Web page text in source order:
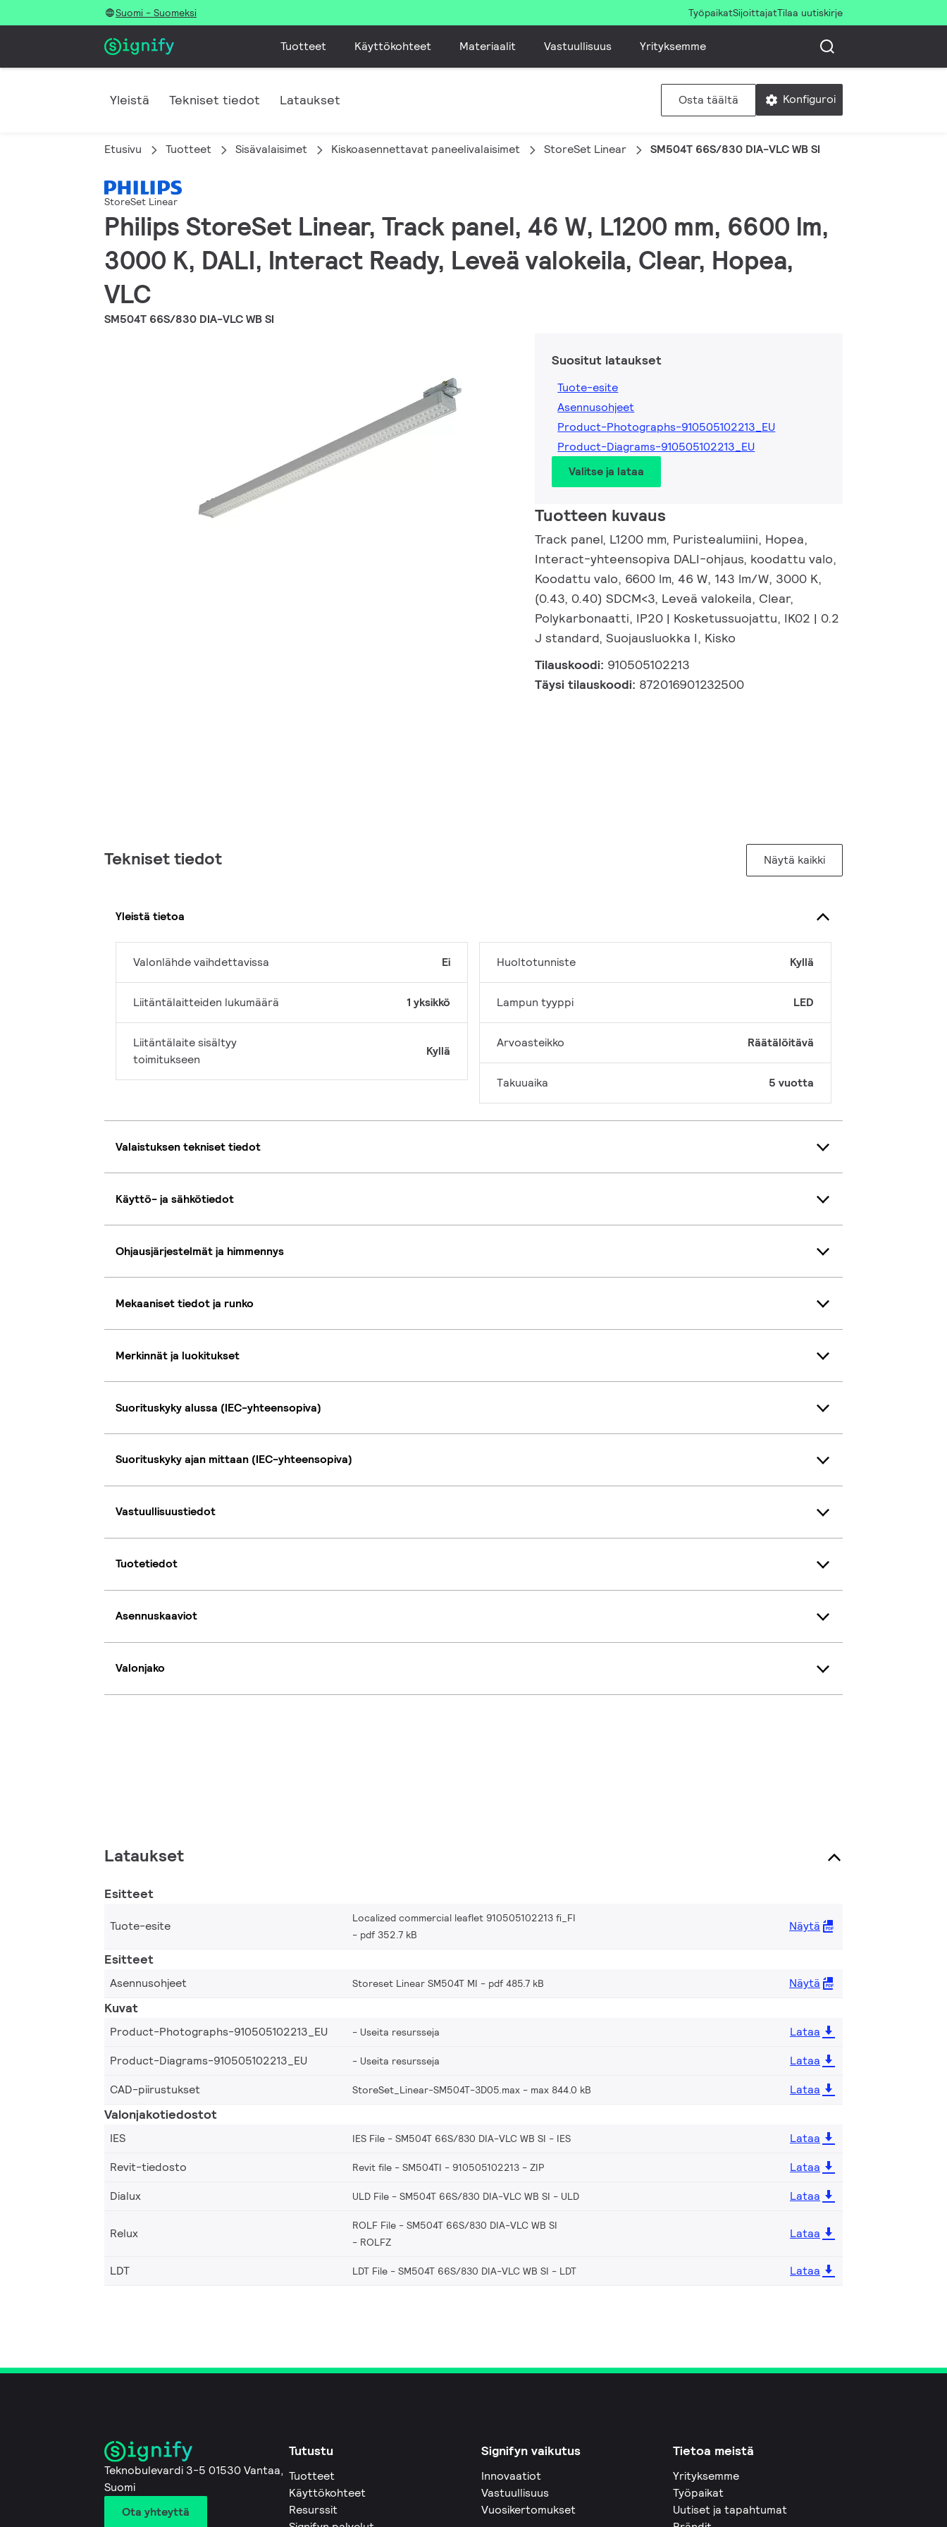
Suomi - Suomeksi TyöpaikatSijoittajatTilaa uutiskirje
Tuotteet Käyttökohteet Materiaalit Vastuullisuus Yrityksemme
Yleistä Tekniset tiedot Lataukset Osta täältä Konfiguroi
Etusivu Tuotteet Sisävalaisimet Kiskoasennettavat paneelivalaisimet StoreSet Linear SM504T 66S/830 DIA-VLC WB SI
StoreSet Linear
Philips StoreSet Linear, Track panel, 46 W, L1200 mm, 6600 lm,
3000 K, DALI, Interact Ready, Leveä valokeila, Clear, Hopea,
VLC
SM504T 66S/830 DIA-VLC WB SI
Suositut lataukset
Tuote-esite
Asennusohjeet
Product-Photographs-910505102213_EU
Product-Diagrams-910505102213_EU
Valitse ja lataa
Tuotteen kuvaus
Track panel, L1200 mm, Puristealumiini, Hopea,
Interact-yhteensopiva DALI-ohjaus, koodattu valo,
Koodattu valo, 6600 lm, 46 W, 143 lm/W, 3000 K,
(0.43, 0.40) SDCM<3, Leveä valokeila, Clear,
Polykarbonaatti, IP20 | Kosketussuojattu, IK02 | 0.2
J standard, Suojausluokka I, Kisko
Tilauskoodi: 910505102213
Täysi tilauskoodi: 872016901232500
Tekniset tiedot Näytä kaikki
Yleistä tietoa
Valonlähde vaihdettavissa Ei
Liitäntälaitteiden lukumäärä 1 yksikkö
Liitäntälaite sisältyy
toimitukseen
Kyllä
Huoltotunniste Kyllä
Lampun tyyppi LED
Arvoasteikko Räätälöitävä
Takuuaika 5 vuotta
Valaistuksen tekniset tiedot
Käyttö- ja sähkötiedot
Ohjausjärjestelmät ja himmennys
Mekaaniset tiedot ja runko
Merkinnät ja luokitukset
Suorituskyky alussa (IEC-yhteensopiva)
Suorituskyky ajan mittaan (IEC-yhteensopiva)
Vastuullisuustiedot
Tuotetiedot
Asennuskaaviot
Valonjako
Lataukset
Esitteet
Tuote-esite
Localized commercial leaflet 910505102213 fi_FI
pdf 352.7 kB
Näytä
Esitteet
Asennusohjeet Storeset Linear SM504T MI pdf 485.7 kB Näytä
Kuvat
Product-Photographs-910505102213_EU Useita resursseja
Lataa
Product-Diagrams-910505102213_EU
Useita resursseja
Lataa
CAD-piirustukset
StoreSet_Linear-SM504T-3D05.max max 844.0 kB Lataa
Valonjakotiedostot
IES IES File - SM504T 66S/830 DIA-VLC WB SI IES
Lataa
Revit-tiedosto
Revit file - SM504TI - 910505102213 ZIP
Lataa
Dialux
ULD File - SM504T 66S/830 DIA-VLC WB SI ULD Lataa
Relux
ROLF File - SM504T 66S/830 DIA-VLC WB SI
ROLFZ
Lataa
LDT LDT File - SM504T 66S/830 DIA-VLC WB SI LDT Lataa
Teknobulevardi 3-5 01530 Vantaa,
Suomi
Ota yhteyttä
Tutustu
Tuotteet
Käyttökohteet
Resurssit
Signifyn vaikutus
Innovaatiot
Vastuullisuus
Vuosikertomukset
Tietoa meistä
Yrityksemme
Työpaikat
Uutiset ja tapahtumat